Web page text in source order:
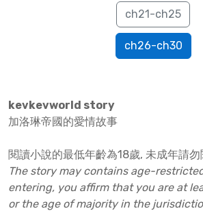
ch21-ch25
ch26-ch30
kevkevworld story
加洛琳帝國的愛情故事
閱讀小說的最低年齡為18歲, 未成年請勿
The story may contains age-
entering, you affirm that you are at
or the age of majority in the